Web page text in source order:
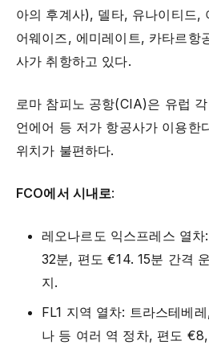
아의 후계사), 델타, 유나이티드,
어웨이즈, 에미레이트, 카타르항
사가 취항하고 있다.
로마 참피노 공항(CIA)은 유럽
언에어 등 저가 항공사가 이용한
위치가 불편하다.
FCO에서 시내로:
레오나르도 익스프레스 열
32분, 편도 €14. 15분 간격
지.
FL1 지역 열차: 트라스테베
나 등 여러 역 정차, 편도